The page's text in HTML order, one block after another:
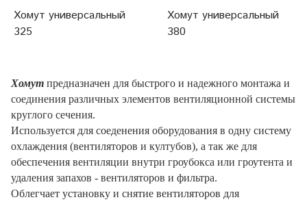
Хомут универсальный
325
Хомут универсальный
380
Хомут предназначен для быстрого и надежного монтажа и
соединения различных элементов вентиляционной системы
круглого сечения.
Используется для соеденения оборудования в одну систему
охлаждения (вентиляторов и култубов), а так же для
обеспечения вентиляции внутри гроубокса или гроутента и
удаления запахов - вентиляторов и фильтра.
Облегчает установку и снятие вентиляторов для